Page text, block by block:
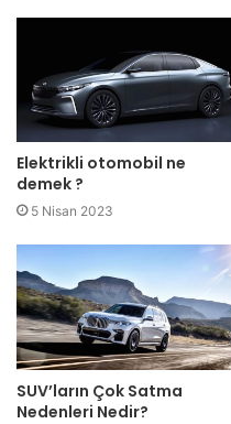
Elektrikli otomobil ne
demek ?
5 Nisan 2023
SUV’ların Çok Satma
Nedenleri Nedir?